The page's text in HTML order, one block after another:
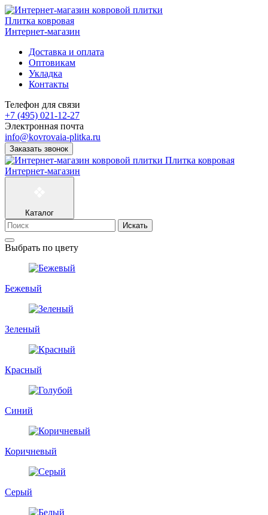
Плитка ковровая
Интернет-магазин
Доставка и оплата
Оптовикам
Укладка
Контакты
Телефон для связи
+7 (495) 021-12-27
Электронная почта
info@kovrovaia-plitka.ru
Заказать звонок
Плитка ковровая
Интернет-магазин
Каталог
Искать
Выбрать по цвету
Бежевый
Зеленый
Красный
Синий
Коричневый
Серый